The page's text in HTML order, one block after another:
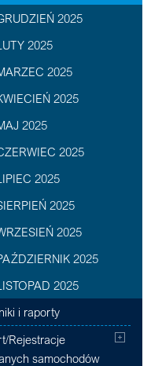
2025
2025
2025
2025
2025
2025
2025
2025
2025
2025
2025
i raporty
Rejestracje
samochodów